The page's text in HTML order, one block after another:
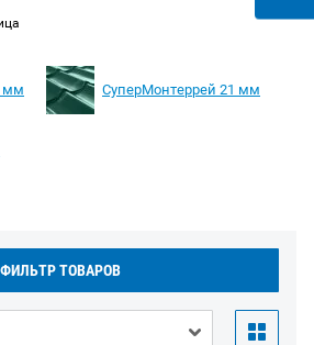
мм СуперМонтеррей 21 мм
ФИЛЬТР ТОВАРОВ